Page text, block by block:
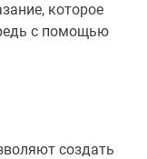
которое
с помощью
создать